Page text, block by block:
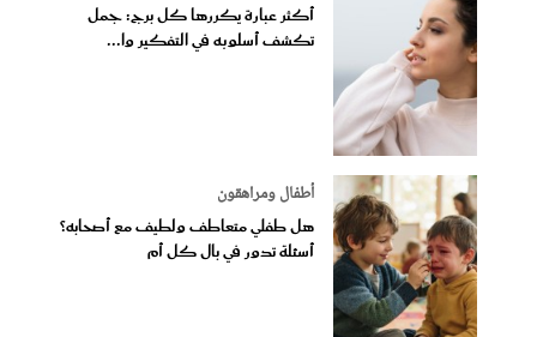
أكثر عبارة يكررها كل برج: جمل
تكشف أسلوبه في التفكير وا...
أطفال ومراهقون
هل طفلي متعاطف ولطيف مع أصحابه؟
أسئلة تدور في بال كل أم